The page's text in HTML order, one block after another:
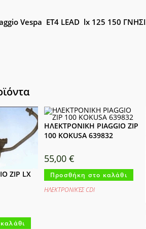
Vespa ΕΤ4 LEAD lx 125 150
ZIP LX
ΗΛΕΚΤΡΟΝΙΚΗ PIAGGIO ZIP
100 KOKUSA 639832
55,00€
Προσθήκη στο καλάθι
ΗΛΕΚΤΡΟΝΙΚΈΣ CDI